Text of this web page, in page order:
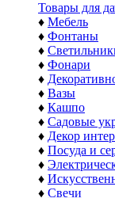
Товары для
♦ Мебель
♦ Фонтаны
♦
♦ Фонари
♦
♦ Вазы
♦ Кашпо
♦ Садовые
♦ Декор
♦ Посуда и
♦
♦
♦ Свечи